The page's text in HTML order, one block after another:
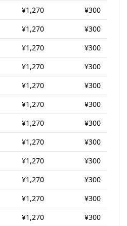
¥1,270
¥300
¥1,270
¥300
¥1,270
¥300
¥1,270
¥300
¥1,270
¥300
¥1,270
¥300
¥1,270
¥300
¥1,270
¥300
¥1,270
¥300
¥1,270
¥300
¥1,270
¥300
¥1,270
¥300